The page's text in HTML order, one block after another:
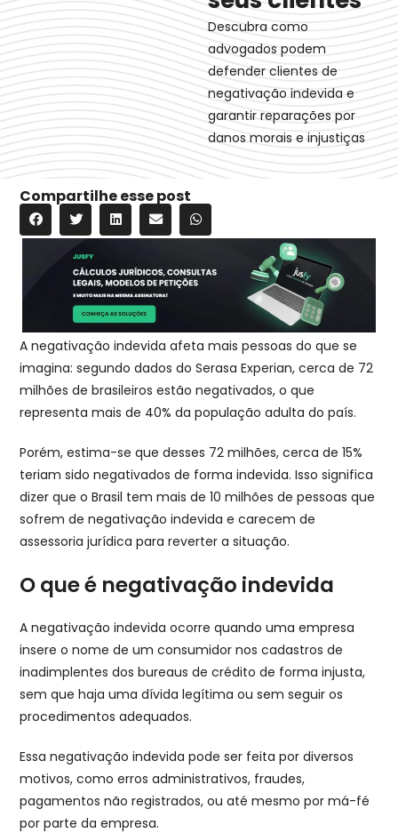
Descubra como
advogados podem
defender clientes de
negativação indevida e
garantir reparações por
danos morais e injustiças
Compartilhe esse post
A negativação indevida afeta mais pessoas do que se
imagina: segundo dados do Serasa Experian, cerca de 72
milhões de brasileiros estão negativados, o que
representa mais de 40% da população adulta do país.
Porém, estima-se que desses 72 milhões, cerca de 15%
teriam sido negativados de forma indevida. Isso significa
dizer que o Brasil tem mais de 10 milhões de pessoas que
sofrem de negativação indevida e carecem de
assessoria jurídica para reverter a situação.
O que é negativação indevida
A negativação indevida ocorre quando uma empresa
insere o nome de um consumidor nos cadastros de
inadimplentes dos bureaus de crédito de forma injusta,
sem que haja uma dívida legítima ou sem seguir os
procedimentos adequados.
Essa negativação indevida pode ser feita por diversos
motivos, como erros administrativos, fraudes,
pagamentos não registrados, ou até mesmo por má-fé
por parte da empresa.